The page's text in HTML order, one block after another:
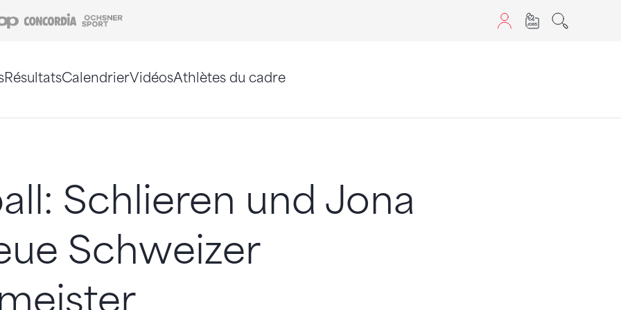
Coop Concordia
RésultatsCalendrierVidéosAthlètes du cadre
Schlieren und Jona
Schweizer